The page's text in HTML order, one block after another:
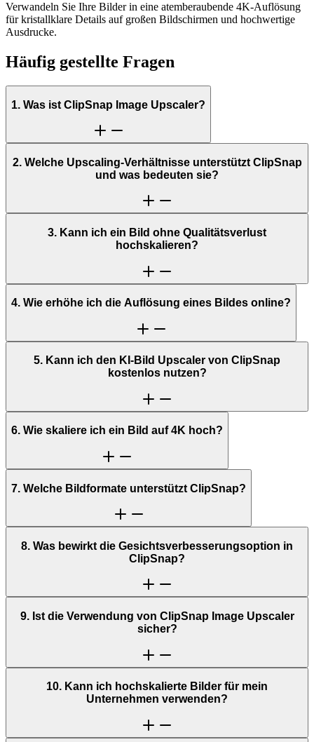
Verwandeln Sie Ihre Bilder in eine atemberaubende 4K-Auflösung
für kristallklare Details auf großen Bildschirmen und hochwertige
Ausdrucke.
Häufig gestellte Fragen
1. Was ist ClipSnap Image Upscaler?
2. Welche Upscaling-Verhältnisse unterstützt ClipSnap
und was bedeuten sie?
3. Kann ich ein Bild ohne Qualitätsverlust
hochskalieren?
4. Wie erhöhe ich die Auflösung eines Bildes online?
5. Kann ich den KI-Bild Upscaler von ClipSnap
kostenlos nutzen?
6. Wie skaliere ich ein Bild auf 4K hoch?
7. Welche Bildformate unterstützt ClipSnap?
8. Was bewirkt die Gesichtsverbesserungsoption in
ClipSnap?
9. Ist die Verwendung von ClipSnap Image Upscaler
sicher?
10. Kann ich hochskalierte Bilder für mein
Unternehmen verwenden?